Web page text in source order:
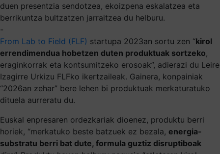
duen presentzia sendotzea, ekoizpena eskalatzea eta
berrikuntza bultzatzen jarraitzea du helburu.
-
From Lab to Field (FLF) startupa 2023an sortu zen “kirol
errendimendua hobetzen duten produktuak sortzeko,
eraginkorrak eta kontsumitzeko erosoak”, adierazi du Leire
Izagirre Urkizu FLFko ikertzaileak. Gainera, konpainiak
“2026an zehar” bere lehen bi produktuak merkaturatuko
dituela aurreratu du.
Euskal enpresaren ordezkariak dioenez, produktu berri
horiek, “merkatuko beste batzuek ez bezala, energia-
substratu berri bat dute, formula guztiz disruptiboak